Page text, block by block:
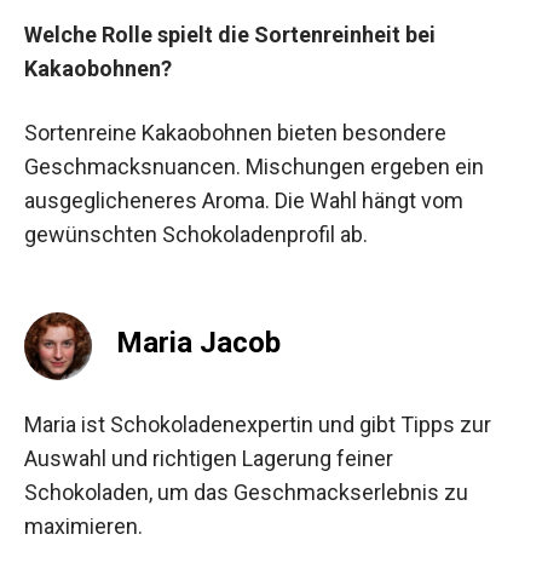
Welche Rolle spielt die Sortenreinheit bei
Kakaobohnen?
Sortenreine Kakaobohnen bieten besondere
Geschmacksnuancen. Mischungen ergeben ein
ausgeglicheneres Aroma. Die Wahl hängt vom
gewünschten Schokoladenprofil ab.
Maria Jacob
Maria ist Schokoladenexpertin und gibt Tipps zur
Auswahl und richtigen Lagerung feiner
Schokoladen, um das Geschmackserlebnis zu
maximieren.